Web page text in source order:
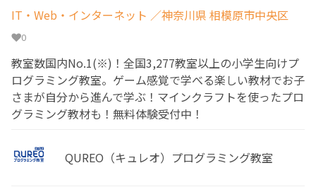
IT・Web・インターネット ／神奈川県 相模原市中央区
0
教室数国内No.1(※)！全国3,277教室以上の小学生向けプ
ログラミング教室。ゲーム感覚で学べる楽しい教材でお子
さまが自分から進んで学ぶ！マインクラフトを使ったプロ
グラミング教材も！無料体験受付中！
QUREO（キュレオ）プログラミング教室